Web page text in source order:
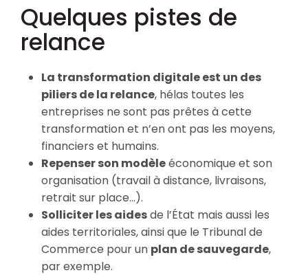
Quelques pistes de
relance
La transformation digitale est un des
piliers de la relance, hélas toutes les
entreprises ne sont pas prêtes à cette
transformation et n’en ont pas les moyens,
financiers et humains.
Repenser son modèleéconomique et son
organisation (travail à distance, livraisons,
retrait sur place…).
Solliciter les aidesde l’État mais aussi les
aides territoriales, ainsi que le Tribunal de
Commerce pour un plan de sauvegarde,
par exemple.